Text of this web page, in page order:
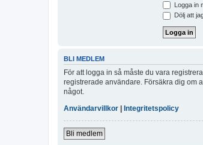
Logga in
Dölj att
BLI MEDLEM
För att logga in så måste du vara
registrerade användare. Försäkra dig om
något.
Användarvillkor
Integritetspolicy
Bli medlem